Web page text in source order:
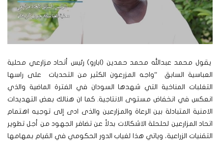
يقول محمد عبدالله محمد حمدين (ابارو) رئيس أتحاد مزارعي محلية
العباسية السابق “واجه المزرعون الكثير من التحديات على راسها
التغلبات المناخية التي شهدها السودان في الفترة الماضية والذي
انعكس في انخفاض مستوى الانتاجية. كما ان هنالك بعض التهديدات
الامنية المتبادلة بين الرعاة والمزارعين والذى ادى إلى توجيه اهتمام
اتحاد المزارعين لحلحلة الاشكالات بدلاً عن تضافر الجهود من أجل تطوير
التقنيات الزراعية، وياتي هذا لغياب الدور الحكومي في القيام بمهامها